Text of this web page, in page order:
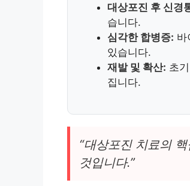
대상포진 후 신경
습니다.
심각한 합병증: 바
있습니다.
재발 및 확산: 초
집니다.
“대상포진 치료의
것입니다.”